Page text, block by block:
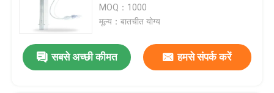
डिस्पोजेबल एंडोट्रैचियल ट्यूब
डबल लुमेन ब्रोन्कियल ट्यूब
MOQ：1000
मूल्य：बातचीत योग्य
सबसे अच्छी कीमत हमसे संपर्क करें